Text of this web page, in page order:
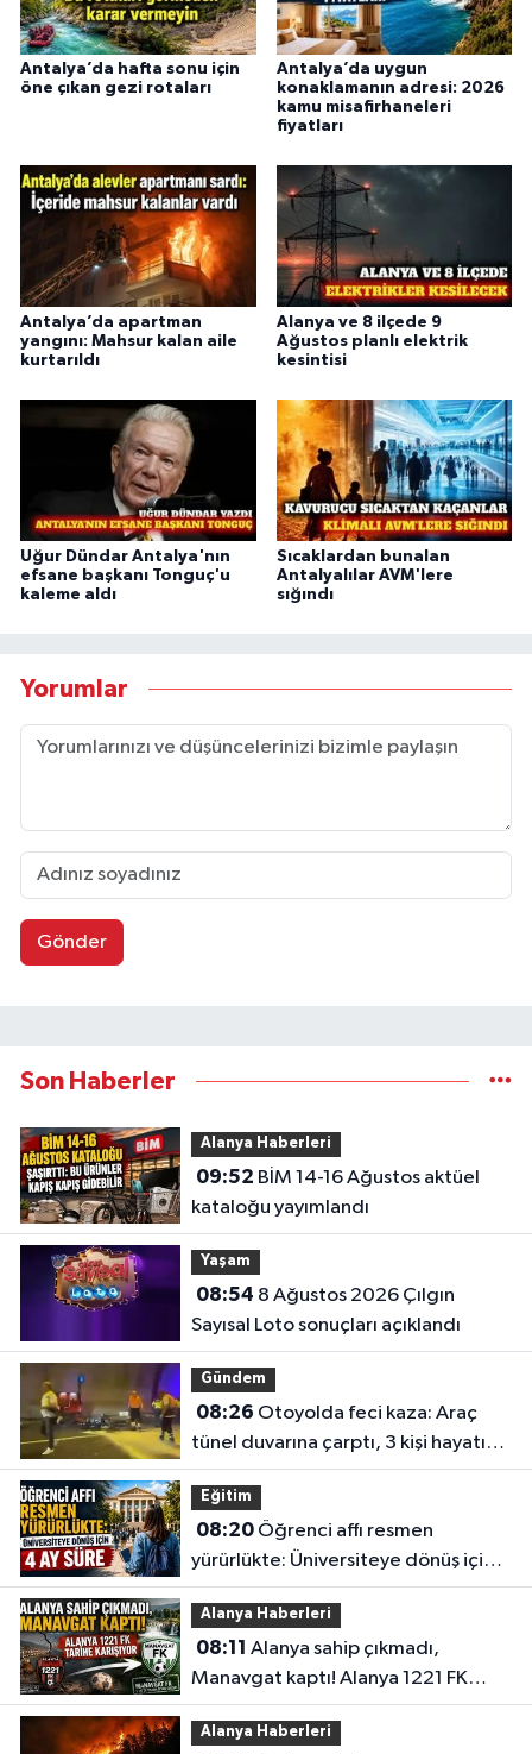
Antalya’da hafta sonu için
öne çıkan gezi rotaları
Antalya’da uygun
konaklamanın adresi: 2026
kamu misafirhaneleri
fiyatları
Antalya’da apartman
yangını: Mahsur kalan aile
kurtarıldı
Alanya ve 8 ilçede 9
Ağustos planlı elektrik
kesintisi
Uğur Dündar Antalya'nın
efsane başkanı Tonguç'u
kaleme aldı
Sıcaklardan bunalan
Antalyalılar AVM'lere
sığındı
Yorumlar
Gönder
Son Haberler
Alanya Haberleri
09:52
kataloğu yayımlandı
Yaşam
08:54
Sayısal Loto sonuçları açıklandı
Gündem
08:26
tünel duvarına çarptı, 3 kişi hayatını
kaybetti
Eğitim
08:20Öğrenci affı resmen
yürürlükte: Üniversiteye dönüş için 4
ay süre
Alanya Haberleri
08:11
Manavgat kaptı! Alanya 1221 FK
tarihe karışıyor
Alanya Haberleri